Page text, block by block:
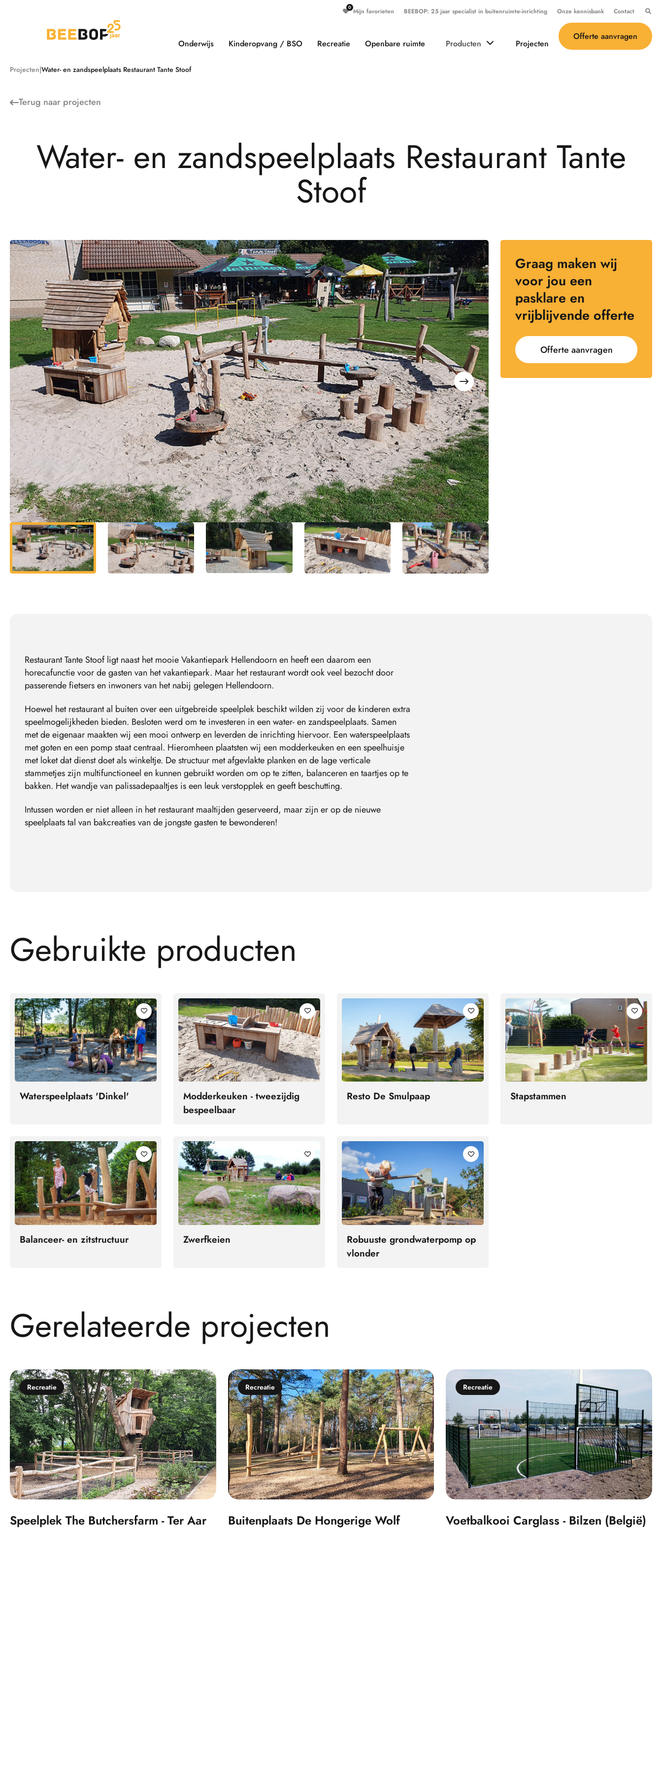
Mijn favorieten BEEBOP: 25 jaar specialist in buitenruimte-inrichting Onze kennisbank Contact
Offerte aanvragen
Onderwijs Kinderopvang / BSO Recreatie Openbare ruimte Producten Projecten
Projecten Water- en zandspeelplaats Restaurant Tante Stoof
Terug naar projecten
Water- en zandspeelplaats Restaurant Tante
Stoof
Graag maken wij
voor jou een
pasklare en
vrijblijvende offerte
Offerte aanvragen
Restaurant Tante Stoof ligt naast het mooie Vakantiepark Hellendoorn en heeft een daarom een
horecafunctie voor de gasten van het vakantiepark. Maar het restaurant wordt ook veel bezocht door
passerende fietsers en inwoners van het nabij gelegen Hellendoorn.
Hoewel het restaurant al buiten over een uitgebreide speelplek beschikt wilden zij voor de kinderen extra
speelmogelijkheden bieden. Besloten werd om te investeren in een water- en zandspeelplaats. Samen
met de eigenaar maakten wij een mooi ontwerp en leverden de inrichting hiervoor. Een waterspeelplaats
met goten en een pomp staat centraal. Hieromheen plaatsten wij een modderkeuken en een speelhuisje
met loket dat dienst doet als winkeltje. De structuur met afgevlakte planken en de lage verticale
stammetjes zijn multifunctioneel en kunnen gebruikt worden om op te zitten, balanceren en taartjes op te
bakken. Het wandje van palissadepaaltjes is een leuk verstopplek en geeft beschutting.
Intussen worden er niet alleen in het restaurant maaltijden geserveerd, maar zijn er op de nieuwe
speelplaats tal van bakcreaties van de jongste gasten te bewonderen!
Gebruikte producten
Waterspeelplaats 'Dinkel'
Modderkeuken - tweezijdig
bespeelbaar
Resto De Smulpaap Stapstammen
Balanceer- en zitstructuur Zwerfkeien
Robuuste grondwaterpomp op
vlonder
Gerelateerde projecten
Recreatie
Speelplek The Butchersfarm - Ter Aar
Recreatie
Buitenplaats De Hongerige Wolf
Recreatie
Voetbalkooi Carglass - Bilzen (België)